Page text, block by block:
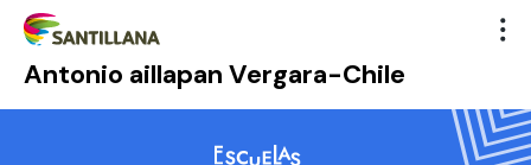
Antonio aillapan Vergara-Chile